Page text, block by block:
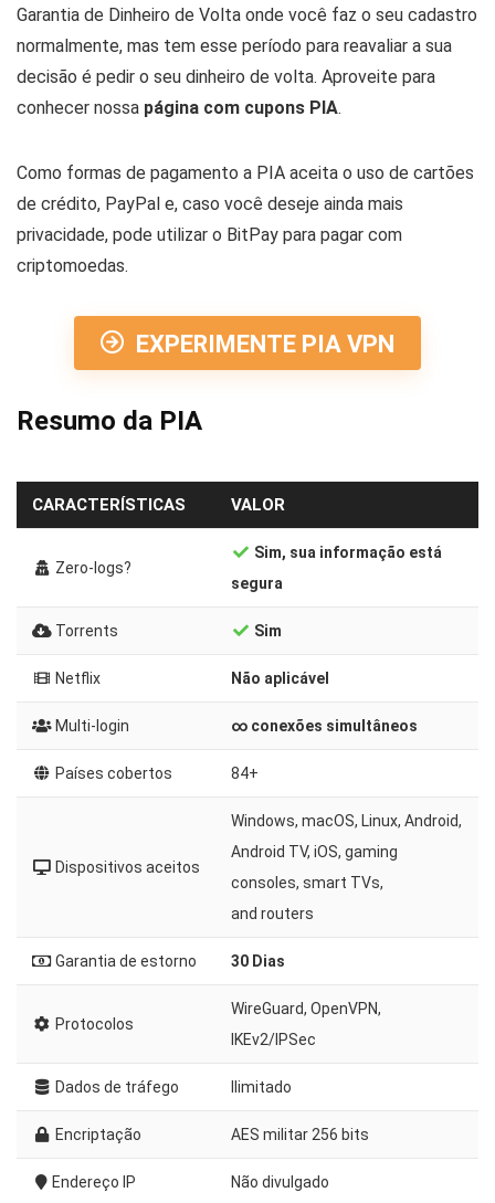
Garantia de Dinheiro de Volta onde você faz o seu cadastro
normalmente, mas tem esse período para reavaliar a sua
decisão é pedir o seu dinheiro de volta. Aproveite para
conhecer nossa página com cupons PIA.
Como formas de pagamento a PIA aceita o uso de cartões
de crédito, PayPal e, caso você deseje ainda mais
privacidade, pode utilizar o BitPay para pagar com
criptomoedas.
EXPERIMENTE PIA VPN
Resumo da PIA
CARACTERÍSTICAS VALOR
Zero-logs?
Sim, sua informação está
segura
Torrents Sim
Netflix Não aplicável
Multi-login ∞ conexões simultâneos
Países cobertos 84+
Dispositivos aceitos
Windows, macOS, Linux, Android,
Android TV, iOS, gaming
consoles, smart TVs,
and routers
Garantia de estorno 30 Dias
Protocolos
WireGuard, OpenVPN,
IKEv2/IPSec
Dados de tráfego Ilimitado
Encriptação AES militar 256 bits
Endereço IP Não divulgado